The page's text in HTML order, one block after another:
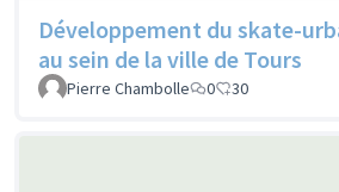
Développement du skate-
au sein de la ville de Tours
Pierre Chambolle 0 30